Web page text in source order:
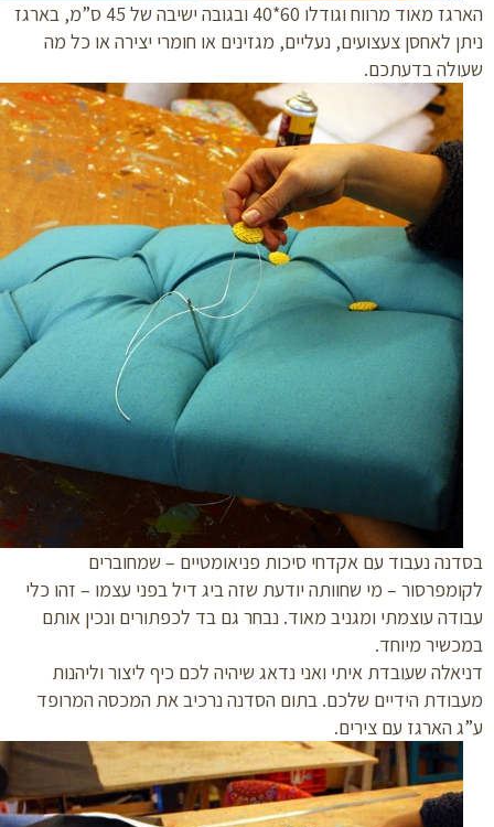
הארגז מאוד מרווח וגודלו 60*40 ובגובה ישיבה של 45 ס”מ, בארגז
לאחסן צעצועים, נעליים, מגזינים או חומרי יצירה או כל מה
בדעתכם.
נעבוד עם אקדחי סיכות פניאומטיים – שמחוברים
– מי שחוותה יודעת שזה ביג דיל בפני עצמו – זהו כלי
עוצמתי ומגניב מאוד. נבחר גם בד לכפתורים ונכין אותם
מיוחד.
שעובדת איתי ואני נדאג שיהיה לכם כיף ליצור וליהנות
הידיים שלכם. בתום הסדנה נרכיב את המכסה המרופד
הארגז עם צירים.